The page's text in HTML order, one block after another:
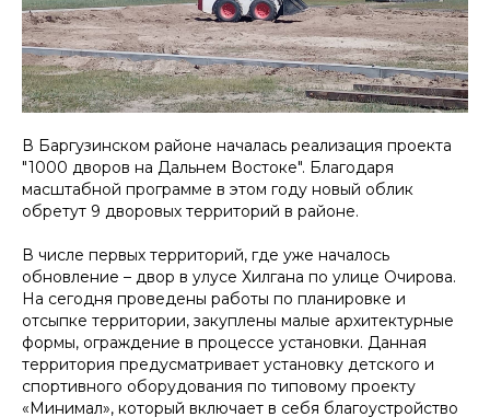
В Баргузинском районе началась реализация проекта
"1000 дворов на Дальнем Востоке". Благодаря
масштабной программе в этом году новый облик
обретут 9 дворовых территорий в районе.
В числе первых территорий, где уже началось
обновление – двор в улусе Хилгана по улице Очирова.
На сегодня проведены работы по планировке и
отсыпке территории, закуплены малые архитектурные
формы, ограждение в процессе установки. Данная
территория предусматривает установку детского и
спортивного оборудования по типовому проекту
«Минимал», который включает в себя благоустройство